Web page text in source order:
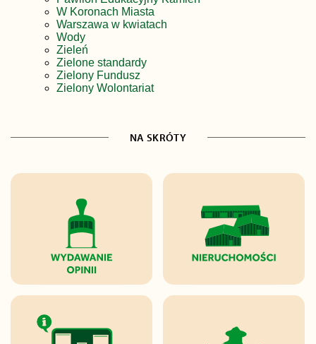
W Koronach Miasta
Warszawa w kwiatach
Wody
Zieleń
Zielone standardy
Zielony Fundusz
Zielony Wolontariat
NA SKRÓTY